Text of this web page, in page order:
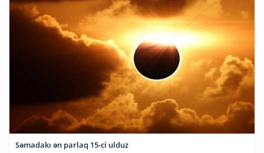
Səmadakı ən parlaq 15-ci ulduz